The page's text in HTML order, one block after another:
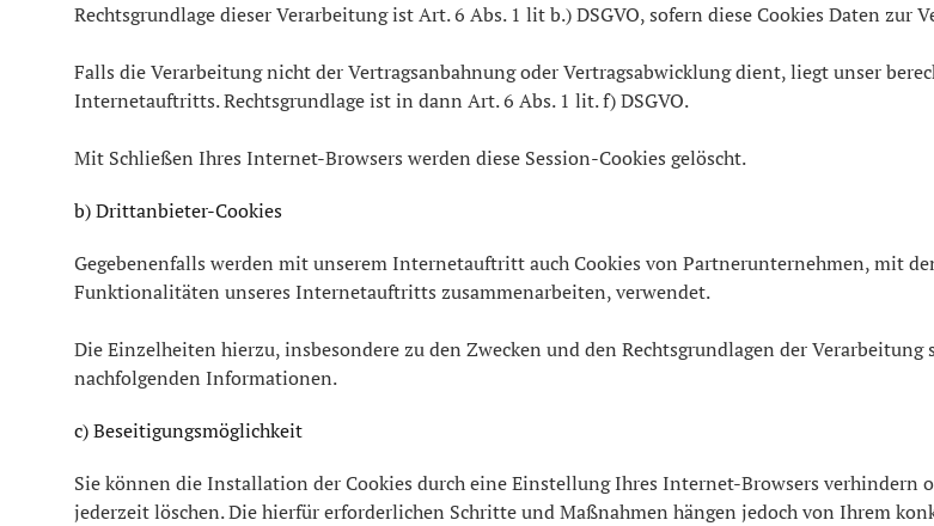
Rechtsgrundlage dieser Verarbeitung ist Art. 6 Abs. 1 lit b.) DSGVO, sofern diese Cookies Daten
Falls die Verarbeitung nicht der Vertragsanbahnung oder Vertragsabwicklung dient, liegt unser
Internetauftritts. Rechtsgrundlage ist in dann Art. 6 Abs. 1 lit. f) DSGVO.
Mit Schließen Ihres Internet-Browsers werden diese Session-Cookies gelöscht.
b) Drittanbieter-Cookies
Gegebenenfalls werden mit unserem Internetauftritt auch Cookies von Partnerunternehmen, mit
Funktionalitäten unseres Internetauftritts zusammenarbeiten, verwendet.
Die Einzelheiten hierzu, insbesondere zu den Zwecken und den Rechtsgrundlagen der
nachfolgenden Informationen.
c) Beseitigungsmöglichkeit
Sie können die Installation der Cookies durch eine Einstellung Ihres Internet-Browsers verhindern
jederzeit löschen. Die hierfür erforderlichen Schritte und Maßnahmen hängen jedoch von Ihrem